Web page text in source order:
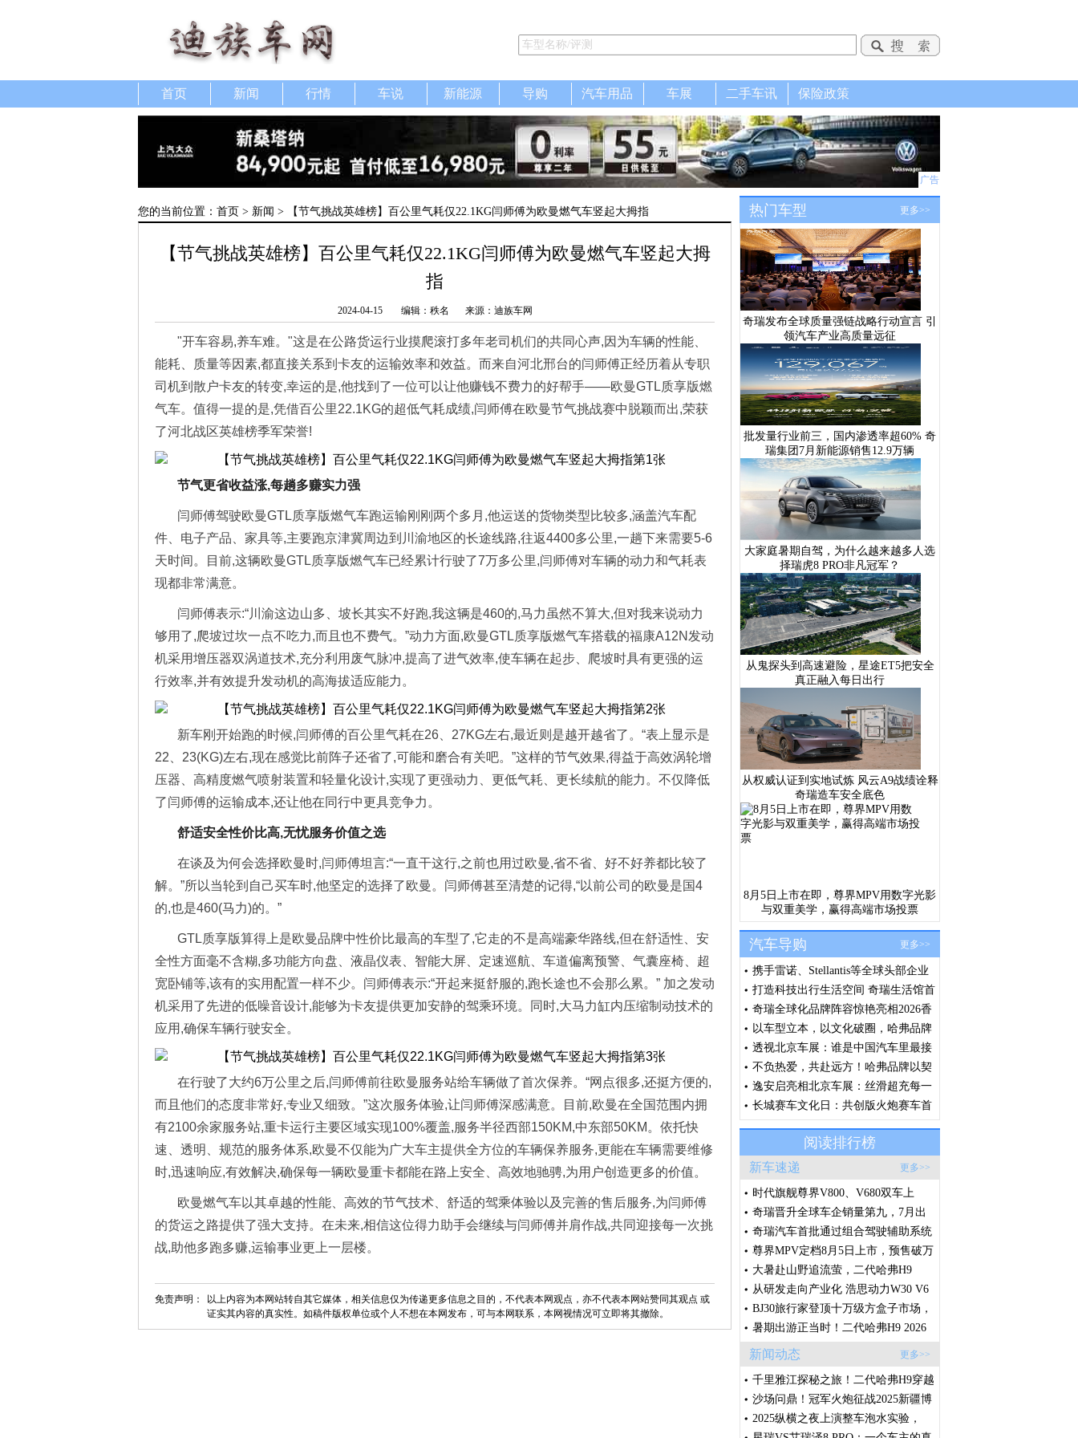
首页 新闻 行情 车说 新能源 导购 汽车用品 车展 二手车讯 保险政策
广告
您的当前位置： 首页 > 新闻 > 【节气挑战英雄榜】百公里气耗仅22.1KG闫师傅为欧曼燃气车竖起大拇指
【节气挑战英雄榜】百公里气耗仅22.1KG闫师傅为欧曼燃气车竖起大拇
指
2024-04-15 编辑：秩名 来源：迪族车网
"开车容易,养车难。"这是在公路货运行业摸爬滚打多年老司机们的共同心声,因为车辆的性能、
能耗、质量等因素,都直接关系到卡友的运输效率和效益。而来自河北邢台的闫师傅正经历着从专职
司机到散户卡友的转变,幸运的是,他找到了一位可以让他赚钱不费力的好帮手——欧曼GTL质享版燃
气车。值得一提的是,凭借百公里22.1KG的超低气耗成绩,闫师傅在欧曼节气挑战赛中脱颖而出,荣获
了河北战区英雄榜季军荣誉!
节气更省收益涨,每趟多赚实力强
闫师傅驾驶欧曼GTL质享版燃气车跑运输刚刚两个多月,他运送的货物类型比较多,涵盖汽车配
件、电子产品、家具等,主要跑京津冀周边到川渝地区的长途线路,往返4400多公里,一趟下来需要5-6
天时间。目前,这辆欧曼GTL质享版燃气车已经累计行驶了7万多公里,闫师傅对车辆的动力和气耗表
现都非常满意。
闫师傅表示:“川渝这边山多、坡长其实不好跑,我这辆是460的,马力虽然不算大,但对我来说动力
够用了,爬坡过坎一点不吃力,而且也不费气。”动力方面,欧曼GTL质享版燃气车搭载的福康A12N发动
机采用增压器双涡道技术,充分利用废气脉冲,提高了进气效率,使车辆在起步、爬坡时具有更强的运
行效率,并有效提升发动机的高海拔适应能力。
新车刚开始跑的时候,闫师傅的百公里气耗在26、27KG左右,最近则是越开越省了。“表上显示是
22、23(KG)左右,现在感觉比前阵子还省了,可能和磨合有关吧。”这样的节气效果,得益于高效涡轮增
压器、高精度燃气喷射装置和轻量化设计,实现了更强动力、更低气耗、更长续航的能力。不仅降低
了闫师傅的运输成本,还让他在同行中更具竞争力。
舒适安全性价比高,无忧服务价值之选
在谈及为何会选择欧曼时,闫师傅坦言:“一直干这行,之前也用过欧曼,省不省、好不好养都比较了
解。”所以当轮到自己买车时,他坚定的选择了欧曼。闫师傅甚至清楚的记得,“以前公司的欧曼是国4
的,也是460(马力)的。”
GTL质享版算得上是欧曼品牌中性价比最高的车型了,它走的不是高端豪华路线,但在舒适性、安
全性方面毫不含糊,多功能方向盘、液晶仪表、智能大屏、定速巡航、车道偏离预警、气囊座椅、超
宽卧铺等,该有的实用配置一样不少。闫师傅表示:“开起来挺舒服的,跑长途也不会那么累。” 加之发动
机采用了先进的低噪音设计,能够为卡友提供更加安静的驾乘环境。同时,大马力缸内压缩制动技术的
应用,确保车辆行驶安全。
在行驶了大约6万公里之后,闫师傅前往欧曼服务站给车辆做了首次保养。“网点很多,还挺方便的,
而且他们的态度非常好,专业又细致。”这次服务体验,让闫师傅深感满意。目前,欧曼在全国范围内拥
有2100余家服务站,重卡运行主要区域实现100%覆盖,服务半径西部150KM,中东部50KM。依托快
速、透明、规范的服务体系,欧曼不仅能为广大车主提供全方位的车辆保养服务,更能在车辆需要维修
时,迅速响应,有效解决,确保每一辆欧曼重卡都能在路上安全、高效地驰骋,为用户创造更多的价值。
欧曼燃气车以其卓越的性能、高效的节气技术、舒适的驾乘体验以及完善的售后服务,为闫师傅
的货运之路提供了强大支持。在未来,相信这位得力助手会继续与闫师傅并肩作战,共同迎接每一次挑
战,助他多跑多赚,运输事业更上一层楼。
免责声明：
以上内容为本网站转自其它媒体，相关信息仅为传递更多信息之目的，不代表本网观点，亦不代表本网站赞同其观点 或
证实其内容的真实性。如稿件版权单位或个人不想在本网发布，可与本网联系，本网视情况可立即将其撤除。
热门车型 更多>>
奇瑞发布全球质量强链战略行动宣言 引
领汽车产业高质量远征
批发量行业前三，国内渗透率超60% 奇
瑞集团7月新能源销售12.9万辆
大家庭暑期自驾，为什么越来越多人选
择瑞虎8 PRO非凡冠军？
从鬼探头到高速避险，星途ET5把安全
真正融入每日出行
从权威认证到实地试炼 风云A9战绩诠释
奇瑞造车安全底色
8月5日上市在即，尊界MPV用数字光影
与双重美学，赢得高端市场投票
汽车导购 更多>>
携手雷诺、Stellantis等全球头部企业
浩思动力出席法国SIA大会共筑绿色
发展共识
打造科技出行生活空间 奇瑞生活馆首
店汕头盛大开业
奇瑞全球化品牌阵容惊艳亮相2026香
港车博会 全球右舵战略提速 技术生
态价值释放
以车型立本，以文化破圈，哈弗品牌
闪耀北京车展
透视北京车展：谁是中国汽车里最接
近全球化品牌的车企？
不负热爱，共赴远方！哈弗品牌以契
约精神，诠释“场景改装文化”
逸安启亮相北京车展：丝滑超充每一
刻，从容奔赴每一程
长城赛车文化日：共创版火炮赛车首
阅读排行榜
新车速递 更多>>
时代旗舰尊界V800、V680双车上
市，售价64.8万元起，全国展车现已
到店
奇瑞晋升全球车企销量第九，7月出
口破20万辆，创中国车企单月出口新
纪录
奇瑞汽车首批通过组合驾驶辅助系统
国标体系认证
尊界MPV定档8月5日上市，预售破万
台的秘密藏在这些细节里
大暑赴山野追流萤，二代哈弗H9
2026款承包盛夏全家诗意出行
从研发走向产业化 浩思动力W30 V6
样机点火 将落地莲花高性能产品线
BJ30旅行家登顶十万级方盒子市场，
轻越野赛道迎来格局拐点
暑期出游正当时！二代哈弗H9 2026
款，满足一家人对越野车的所有想
象！
新闻动态 更多>>
千里雅江探秘之旅！二代哈弗H9穿越
版征程将启，敬请期待！
沙场问鼎！冠军火炮征战2025新疆博
湖沙漠越野争霸赛
2025纵横之夜上演整车泡水实验，